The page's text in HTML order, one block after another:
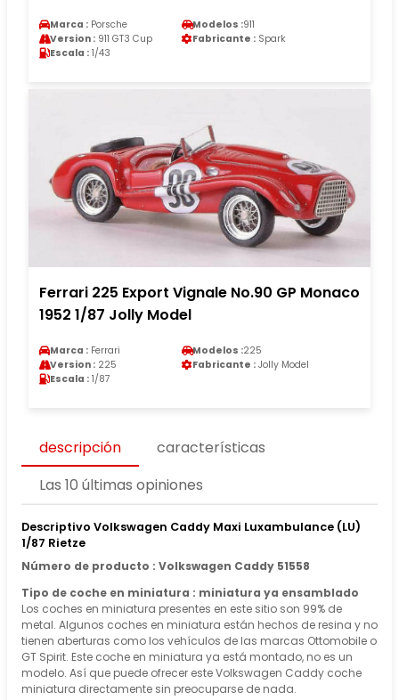
Marca : Porsche Modelos :911
Version : 911 GT3 Cup Fabricante : Spark
Escala : 1/43
Ferrari 225 Export Vignale No.90 GP Monaco
1952 1/87 Jolly Model
Marca : Ferrari Modelos :225
Version : 225 Fabricante : Jolly Model
Escala : 1/87
descripción
características
Las 10 últimas opiniones
Descriptivo Volkswagen Caddy Maxi Luxambulance (LU)
1/87 Rietze
Número de producto : Volkswagen Caddy 51558
Tipo de coche en miniatura : miniatura ya ensamblado
Los coches en miniatura presentes en este sitio son 99% de
metal. Algunos coches en miniatura están hechos de resina y no
tienen aberturas como los vehículos de las marcas Ottomobile o
GT Spirit. Este coche en miniatura ya está montado, no es un
modelo. Así que puede ofrecer este Volkswagen Caddy coche
miniatura directamente sin preocuparse de nada.